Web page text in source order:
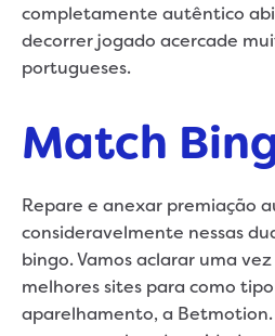
completamente autêntico
decorrer jogado acercade
portugueses.
Match
Repare e anexar premiação
consideravelmente nessas
bingo. Vamos aclarar uma
melhores sites para como
aparelhamento, a